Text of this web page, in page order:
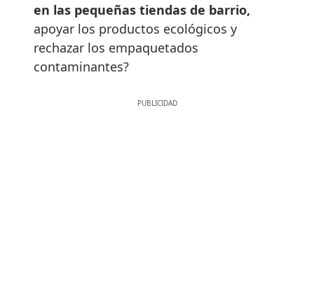
en las pequeñas tiendas de barrio,
apoyar los productos ecológicos y
rechazar los empaquetados
contaminantes?